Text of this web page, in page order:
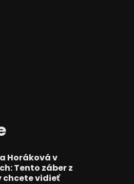
Horáková v
Tento záber z
chcete vidieť